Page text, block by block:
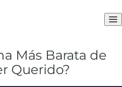
Más Barata de
Querido?